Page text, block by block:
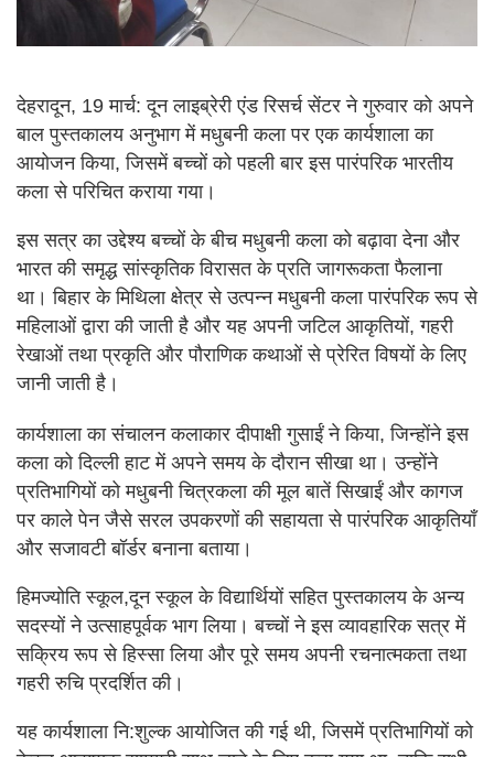
देहरादून, 19 मार्च: दून लाइब्रेरी एंड रिसर्च सेंटर ने गुरुवार को अपने
बाल पुस्तकालय अनुभाग में मधुबनी कला पर एक कार्यशाला का
आयोजन किया, जिसमें बच्चों को पहली बार इस पारंपरिक भारतीय
कला से परिचित कराया गया।
इस सत्र का उद्देश्य बच्चों के बीच मधुबनी कला को बढ़ावा देना और
भारत की समृद्ध सांस्कृतिक विरासत के प्रति जागरूकता फैलाना
था। बिहार के मिथिला क्षेत्र से उत्पन्न मधुबनी कला पारंपरिक रूप से
महिलाओं द्वारा की जाती है और यह अपनी जटिल आकृतियों, गहरी
रेखाओं तथा प्रकृति और पौराणिक कथाओं से प्रेरित विषयों के लिए
जानी जाती है।
कार्यशाला का संचालन कलाकार दीपाक्षी गुसाईं ने किया, जिन्होंने इस
कला को दिल्ली हाट में अपने समय के दौरान सीखा था। उन्होंने
प्रतिभागियों को मधुबनी चित्रकला की मूल बातें सिखाईं और कागज
पर काले पेन जैसे सरल उपकरणों की सहायता से पारंपरिक आकृतियाँ
और सजावटी बॉर्डर बनाना बताया।
हिमज्योति स्कूल,दून स्कूल के विद्यार्थियों सहित पुस्तकालय के अन्य
सदस्यों ने उत्साहपूर्वक भाग लिया। बच्चों ने इस व्यावहारिक सत्र में
सक्रिय रूप से हिस्सा लिया और पूरे समय अपनी रचनात्मकता तथा
गहरी रुचि प्रदर्शित की।
यह कार्यशाला नि:शुल्क आयोजित की गई थी, जिसमें प्रतिभागियों को